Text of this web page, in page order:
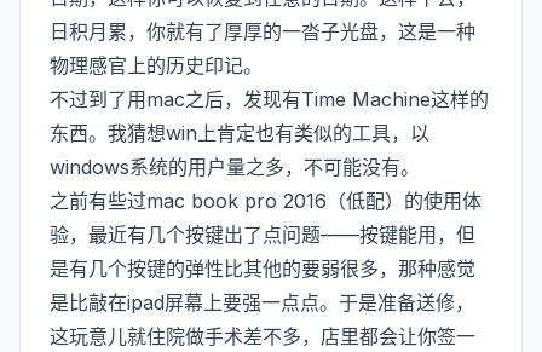
日积月累，你就有了厚厚的一沓子光盘，这是一种
物理感官上的历史印记。
不过到了用mac之后，发现有Time Machine这样的
东西。我猜想win上肯定也有类似的工具，以
windows系统的用户量之多，不可能没有。
之前有些过mac book pro 2016（低配）的使用体
验，最近有几个按键出了点问题——按键能用，但
是有几个按键的弹性比其他的要弱很多，那种感觉
是比敲在ipad屏幕上要强一点点。于是准备送修，
这玩意儿就住院做手术差不多，店里都会让你签一